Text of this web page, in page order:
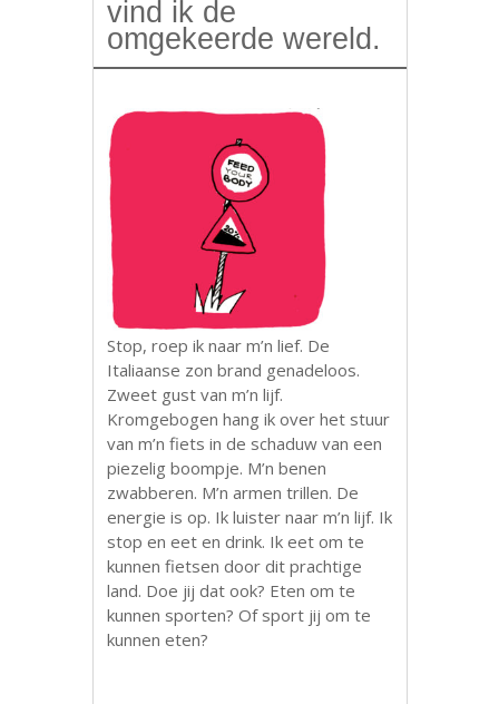
vind ik de
omgekeerde wereld.
Stop, roep ik naar m’n lief. De
Italiaanse zon brand genadeloos.
Zweet gust van m’n lijf.
Kromgebogen hang ik over het stuur
van m’n fiets in de schaduw van een
piezelig boompje. M’n benen
zwabberen. M’n armen trillen. De
energie is op. Ik luister naar m’n lijf. Ik
stop en eet en drink. Ik eet om te
kunnen fietsen door dit prachtige
land. Doe jij dat ook? Eten om te
kunnen sporten? Of sport jij om te
kunnen eten?